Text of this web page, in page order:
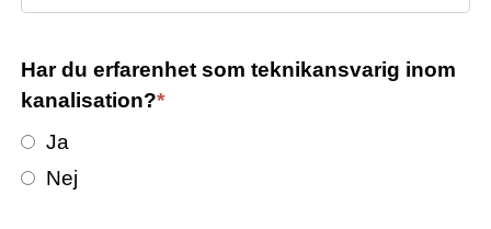
Har du erfarenhet som teknikansvarig inom
kanalisation?*
Ja
Nej